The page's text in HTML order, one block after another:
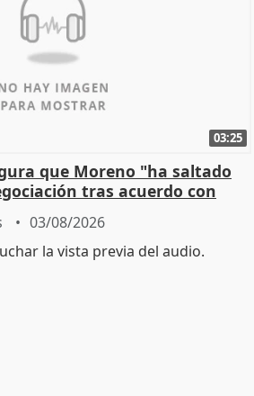
03:25
que Moreno "ha saltado
tras acuerdo con
03/08/2026